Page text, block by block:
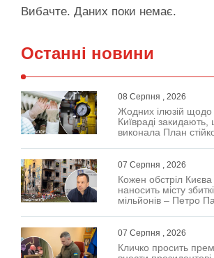
Вибачте. Даних поки немає.
Останні новини
08 Серпня , 2026
Жодних ілюзій
Київраді
виконала План
07 Серпня , 2026
Кожен обстріл Києва
наносить місту
мільйонів – Петро
07 Серпня , 2026
Кличко просить